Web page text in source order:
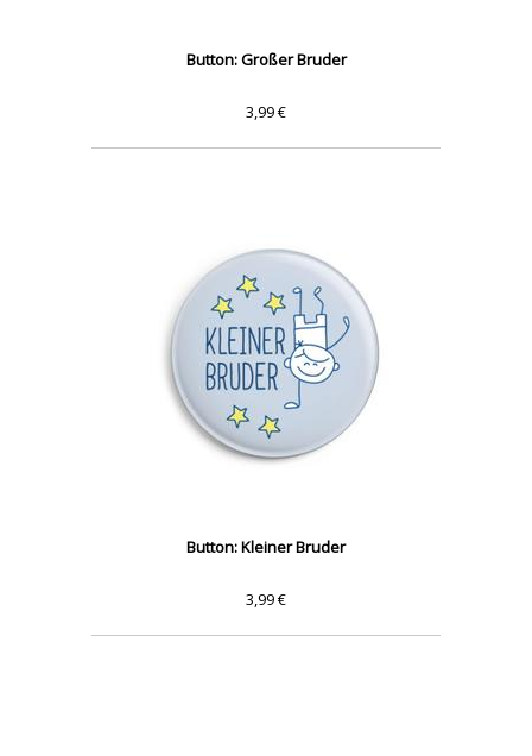
Button: Großer Bruder
3,99 €
Button: Kleiner Bruder
3,99 €